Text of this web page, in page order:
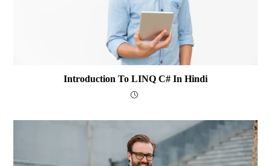
Introduction To LINQ C# In Hindi